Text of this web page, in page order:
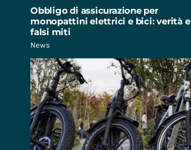
Obbligo di assicurazione per
monopattini elettrici e bici: verità e
falsi miti
News